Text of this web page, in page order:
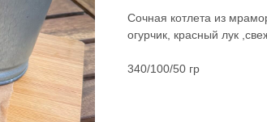
Сочная котлета из
огурчик, красный лук
340/100/50 гр